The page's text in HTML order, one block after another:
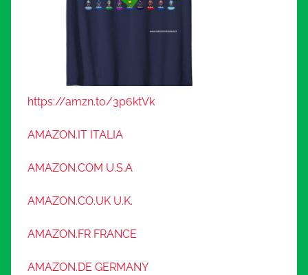
https://amzn.to/3p6ktVk
AMAZON.IT ITALIA
AMAZON.COM U.S.A
AMAZON.CO.UK U.K.
AMAZON.FR FRANCE
AMAZON.DE GERMANY